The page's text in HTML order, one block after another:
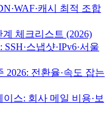
캐시 최적 조합
체크리스트 (2026)
스냅샷·IPv6·서울
2026: 전환율·속도 잡는
스: 회사 메일 비용·보